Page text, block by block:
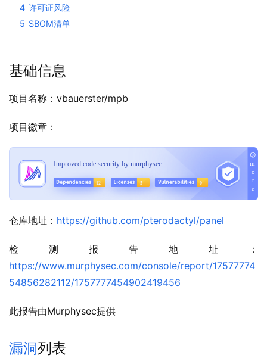
4 许可证风险
5 SBOM清单
基础信息
项目名称：vbauerster/mpb
项目徽章：
仓库地址： https://github.com/pterodactyl/panel
检测报告地址：
https://www.murphysec.com/console/report/17577774
54856282112/1757777454902419456
此报告由Murphysec提供
漏洞列表